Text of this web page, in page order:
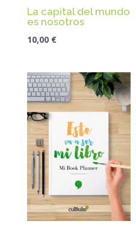
La capital del mundo
es nosotros
10,00 €